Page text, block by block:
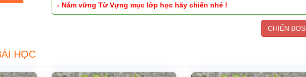
- Nắm vững Từ Vựng mục lớp học hãy chiến nhé !
CHIẾN
HỌC